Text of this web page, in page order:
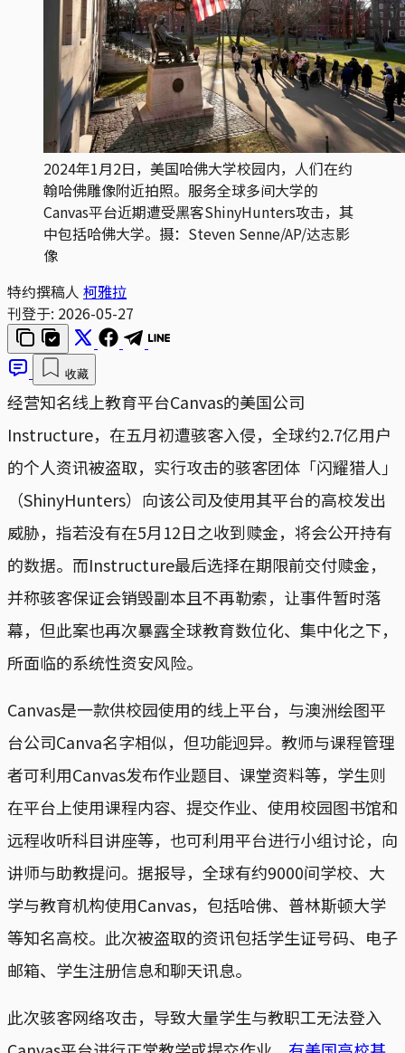
2024年1月2日，美国哈佛大学校园内，人们在约
翰哈佛雕像附近拍照。服务全球多间大学的
Canvas平台近期遭受黑客ShinyHunters攻击，其
中包括哈佛大学。摄：Steven Senne/AP/达志影
像
特约撰稿人 柯雅拉
刊登于: 2026-05-27
收藏
经营知名线上教育平台Canvas的美国公司
Instructure，在五月初遭骇客入侵，全球约2.7亿用户
的个人资讯被盗取，实行攻击的骇客团体「闪耀猎人」
（ShinyHunters）向该公司及使用其平台的高校发出
威胁，指若没有在5月12日之收到赎金，将会公开持有
的数据。而Instructure最后选择在期限前交付赎金，
并称骇客保证会销毁副本且不再勒索，让事件暂时落
幕，但此案也再次暴露全球教育数位化、集中化之下，
所面临的系统性资安风险。
Canvas是一款供校园使用的线上平台，与澳洲绘图平
台公司Canva名字相似，但功能迥异。教师与课程管理
者可利用Canvas发布作业题目、课堂资料等，学生则
在平台上使用课程内容、提交作业、使用校园图书馆和
远程收听科目讲座等，也可利用平台进行小组讨论，向
讲师与助教提问。据报导，全球有约9000间学校、大
学与教育机构使用Canvas，包括哈佛、普林斯顿大学
等知名高校。此次被盗取的资讯包括学生证号码、电子
邮箱、学生注册信息和聊天讯息。
此次骇客网络攻击，导致大量学生与教职工无法登入